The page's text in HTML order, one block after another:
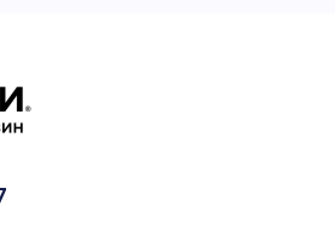
will your data. The sensors
you.
clubs and pairing them, you’re all